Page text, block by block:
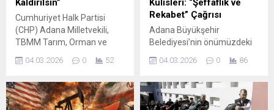
göreve başladı. Türkiye
çimento ve beton
sektörünün...
trafiğine kapatılacak.
Çalışmaların belirtilen
tarihler arasında
tamamlanması...
Kaldırılsın”
Cumhuriyet Halk Partisi
(CHP) Adana Milletvekili,
TBMM Tarım, Orman ve
Ayhan Barut, Türkiye’nin
fahiş zam ve yüksek
enflasyon ortamında üretimi
04.03.2026 0 52
Kulisleri: “Şeffaflık ve
Rekabet” Çağrısı
Adana Büyükşehir
Belediyesi’nin önümüzdeki
ilaçlama ihalesi, kent
başlıklarından biri haline
geldi. Belediyenin özellikle
04.03.2026 0 86